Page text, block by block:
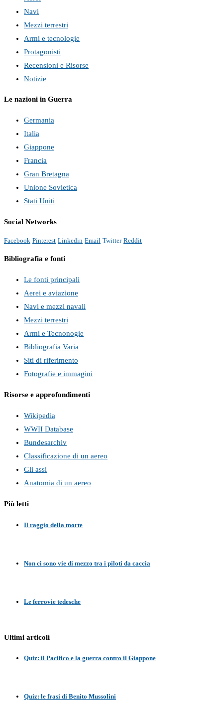
Navi
Mezzi terrestri
Armi e tecnologie
Protagonisti
Recensioni e Risorse
Notizie
Le nazioni in Guerra
Germania
Italia
Giappone
Francia
Gran Bretagna
Unione Sovietica
Stati Uniti
Social Networks
Facebook Pinterest Linkedin Email Twitter Reddit
Bibliografia e fonti
Le fonti principali
Aerei e aviazione
Navi e mezzi navali
Mezzi terrestri
Armi e Tecnonogie
Bibliografia Varia
Siti di riferimento
Fotografie e immagini
Risorse e approfondimenti
Wikipedia
WWII Database
Bundesarchiv
Classificazione di un aereo
Gli assi
Anatomia di un aereo
Più letti
Il raggio della morte
Non ci sono vie di mezzo tra i piloti da caccia
Le ferrovie tedesche
Ultimi articoli
Quiz: il Pacifico e la guerra contro il Giappone
Quiz: le frasi di Benito Mussolini